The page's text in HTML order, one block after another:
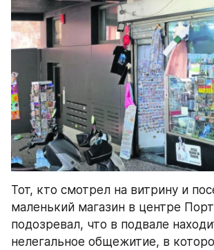
Тот, кто смотрел на витрину и
маленький магазин в центре
подозревал, что в подвале
нелегальное общежитие, в